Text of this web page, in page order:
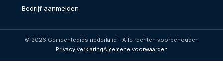
Bedrijf aanmelden
© 2026 Gemeentegids nederland - Alle rechten voorbehouden
Privacy verklaringAlgemene voorwaarden